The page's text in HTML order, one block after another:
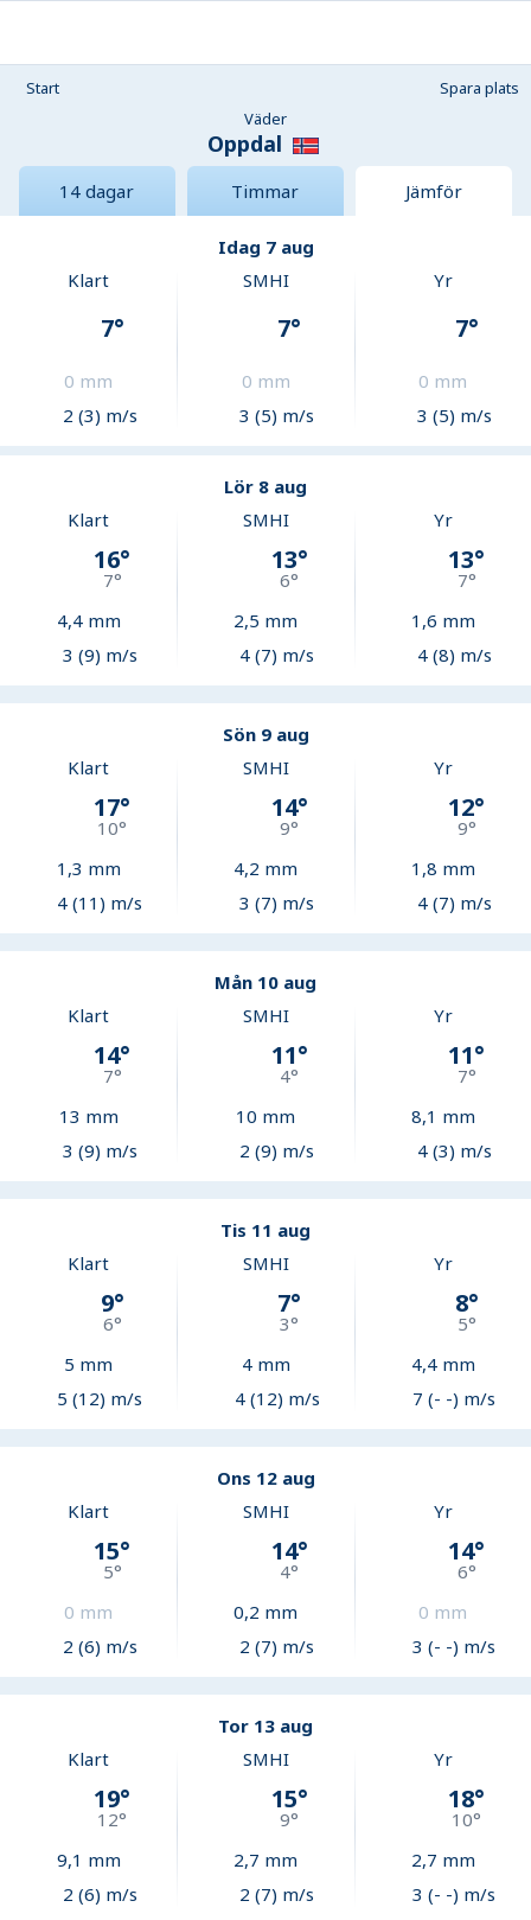
Start
Spara plats
Väder
Oppdal
14 dagar Timmar Jämför
Idag 7 aug
Klart
7°
0 mm
2 (3) m/s
SMHI
7°
0 mm
3 (5) m/s
Yr
7°
0 mm
3 (5) m/s
Lör 8 aug
Klart
16°
7°
4,4mm
3 (9) m/s
SMHI
13°
6°
2,5 mm
4 (7) m/s
Yr
13°
7°
1,6 mm
4 (8) m/s
Sön 9 aug
Klart
17°
10°
1,3 mm
4 (11) m/s
SMHI
14°
9°
4,2 mm
3 (7) m/s
Yr
12°
9°
1,8 mm
4 (7) m/s
Mån 10 aug
Klart
14°
7°
13 mm
3 (9) m/s
SMHI
11°
4°
10 mm
2 (9) m/s
Yr
11°
7°
8,1 mm
4 (3) m/s
Tis 11 aug
Klart
9°
6°
5 mm
5 (12) m/s
SMHI
7°
3°
4mm
4 (12) m/s
Yr
8°
5°
4,4mm
7 (- -) m/s
Ons 12 aug
Klart
15°
5°
0 mm
2 (6) m/s
SMHI
14°
4°
0,2 mm
2 (7) m/s
Yr
14°
6°
0 mm
3 (- -) m/s
Tor 13 aug
Klart
19°
12°
9,1 mm
2 (6) m/s
SMHI
15°
9°
2,7 mm
2 (7) m/s
Yr
18°
10°
2,7 mm
3 (- -) m/s